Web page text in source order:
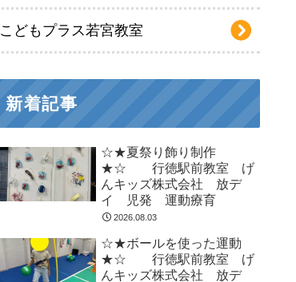
こどもプラス若宮教室
新着記事
☆★夏祭り飾り制作
★☆ 行徳駅前教室 げ
んキッズ株式会社 放デ
イ 児発 運動療育
2026.08.03
☆★ボールを使った運動
★☆ 行徳駅前教室 げ
んキッズ株式会社 放デ